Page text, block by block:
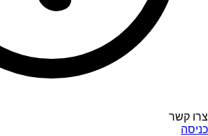
צרו קשר
כניסה